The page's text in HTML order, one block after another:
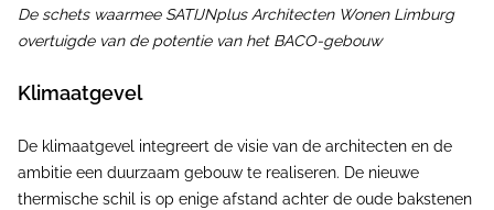
De schets waarmee SATIJNplus Architecten Wonen Limburg
overtuigde van de potentie van het BACO-gebouw
Klimaatgevel
De klimaatgevel integreert de visie van de architecten en de
ambitie een duurzaam gebouw te realiseren. De nieuwe
thermische schil is op enige afstand achter de oude bakstenen